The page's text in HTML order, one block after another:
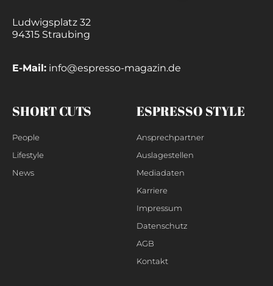
Ludwigsplatz 32
94315 Straubing
E-Mail: info@espresso-magazin.de
SHORT CUTS
People
Lifestyle
News
ESPRESSO STYLE
Ansprechpartner
Auslagestellen
Mediadaten
Karriere
Impressum
Datenschutz
AGB
Kontakt